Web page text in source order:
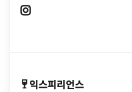
익스피리언스